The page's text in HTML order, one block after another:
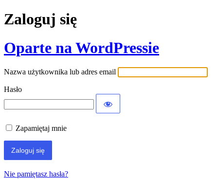
Zaloguj się
Oparte na WordPressie
Nazwa użytkownika lub adres email
Hasło
Zapamiętaj mnie
Nie pamiętasz hasła?